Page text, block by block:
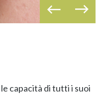
capacità di tutti i suoi